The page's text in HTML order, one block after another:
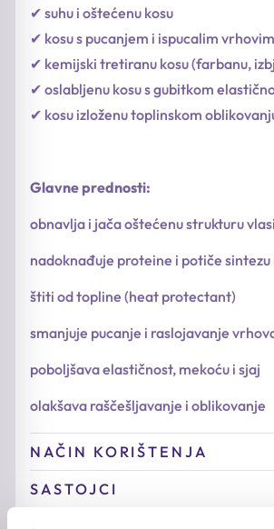
✔ suhu i oštećenu kosu
✔ kosu s pucanjem i ispucalim
✔ kemijski tretiranu kosu (farbanu,
✔ oslabljenu kosu s gubitkom
✔ kosu izloženu toplinskom
Glavne prednosti:
obnavlja i jača oštećenu strukturu vlasi
nadoknađuje proteine i potiče
štiti od topline (heat protectant)
smanjuje pucanje i raslojavanje
poboljšava elastičnost, mekoću i sjaj
olakšava raščešljavanje i oblikovanje
NAČIN KORIŠTENJA
SASTOJCI